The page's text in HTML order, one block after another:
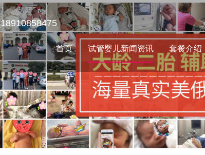
18910858475
首页 试管婴儿新闻资讯 套餐介绍